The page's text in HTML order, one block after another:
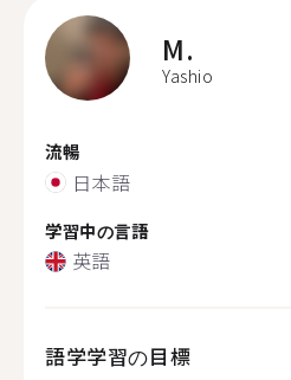
M.
Yashio
流暢
日本語
学習中の言語
英語
語学学習の目標